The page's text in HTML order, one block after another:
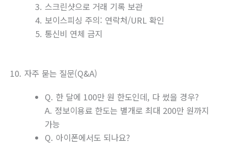
스크린샷으로 거래 기록 보관
보이스피싱 주의: 연락처/URL 확인
통신비 연체 금지
10. 자주 묻는 질문(Q&A)
Q. 한 달에 100만 원 한도인데, 다 썼을 경우?
A. 정보이용료 한도는 별개로 최대 200만 원까지
가능
Q. 아이폰에서도 되나요?